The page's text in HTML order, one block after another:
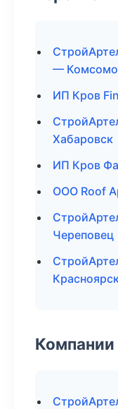
—
ИП Кров
Хабаровск
ИП Кров
ООО Roof
Череповец